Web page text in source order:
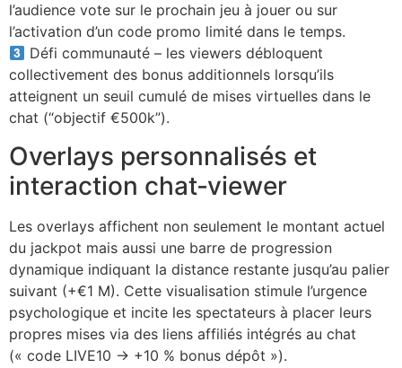
l’audience vote sur le prochain jeu à jouer ou sur
l’activation d’un code promo limité dans le temps.
Défi communauté – les viewers débloquent
collectivement des bonus additionnels lorsqu’ils
atteignent un seuil cumulé de mises virtuelles dans le
chat (“objectif €500k”).
Overlays personnalisés et
interaction chat‑viewer
Les overlays affichent non seulement le montant actuel
du jackpot mais aussi une barre de progression
dynamique indiquant la distance restante jusqu’au palier
suivant (+€1 M). Cette visualisation stimule l’urgence
psychologique et incite les spectateurs à placer leurs
propres mises via des liens affiliés intégrés au chat
(« code LIVE10 → +10 % bonus dépôt »).